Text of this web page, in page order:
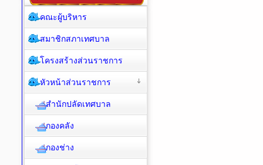
คณะผู้บริหาร
สมาชิกสภาเทศบาล
โครงสร้างส่วนราชการ
หัวหน้าส่วนราชการ
สำนักปลัดเทศบาล
กองคลัง
กองช่าง